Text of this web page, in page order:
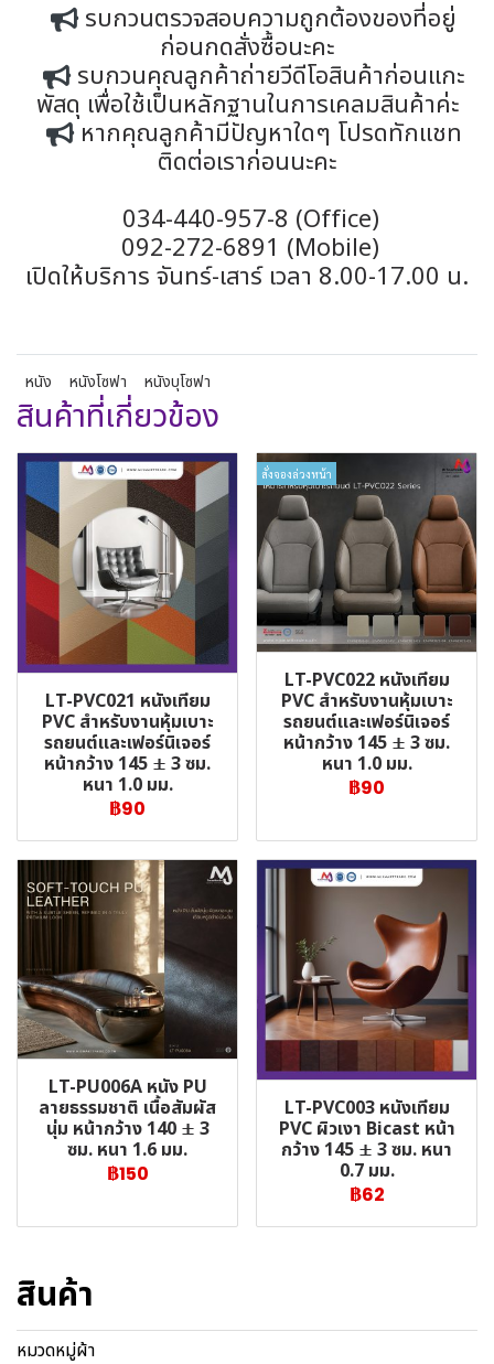
รบกวนตรวจสอบความถูกต้องของที่อยู่
ก่อนกดสั่งซื้อนะคะ
รบกวนคุณลูกค้าถ่ายวีดีโอสินค้าก่อนแกะ
พัสดุ เพื่อใช้เป็นหลักฐานในการเคลมสินค้าค่ะ
หากคุณลูกค้ามีปัญหาใดๆ โปรดทักแชท
ติดต่อเราก่อนนะคะ
034-440-957-8 (Office)
092-272-6891 (Mobile)
เปิดให้บริการ จันทร์-เสาร์ เวลา 8.00-17.00 น.
หนัง หนังโซฟา หนังบุโซฟา
สินค้าที่เกี่ยวข้อง
LT-PVC021 หนังเทียม
PVC สำหรับงานหุ้มเบาะ
รถยนต์และเฟอร์นิเจอร์
หน้ากว้าง 145 ± 3 ซม.
หนา 1.0 มม.
฿90
สั่งจองล่วงหน้า
LT-PVC022 หนังเทียม
PVC สำหรับงานหุ้มเบาะ
รถยนต์และเฟอร์นิเจอร์
หน้ากว้าง 145 ± 3 ซม.
หนา 1.0 มม.
฿90
LT-PU006A หนัง PU
ลายธรรมชาติ เนื้อสัมผัส
นุ่ม หน้ากว้าง 140 ± 3
ซม. หนา 1.6 มม.
฿150
LT-PVC003 หนังเทียม
PVC ผิวเงา Bicast หน้า
กว้าง 145 ± 3 ซม. หนา
0.7 มม.
฿62
สินค้า
หมวดหมู่ผ้า